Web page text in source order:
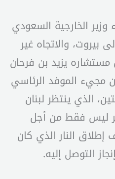
الخارجية السعودي
بيروت، والاتجاه غير
مستشاره يزيد بن فرحان
مجيء الموفد الرئاسي
الذي ينتظر لبنان
ليس فقط من أجل
إطلاق النار الذي كان
التوصل إليه.